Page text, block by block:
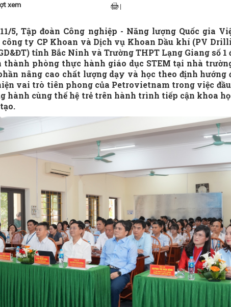
xem |
5, Tập đoàn Công nghiệp - Năng lượng Quốc gia
ty CP Khoan và Dịch vụ Khoan Dầu khí (PV
tỉnh Bắc Ninh và Trường THPT Lạng Giang số 1
thành phòng thực hành giáo dục STEM tại nhà
nâng cao chất lượng dạy và học theo định hướng
vai trò tiên phong của Petrovietnam trong việc
hành cùng thế hệ trẻ trên hành trình tiếp cận khoa